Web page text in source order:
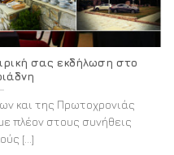
σας εκδήλωση στο
και της Πρωτοχρονιάς
πλέον στους συνήθεις
[...]